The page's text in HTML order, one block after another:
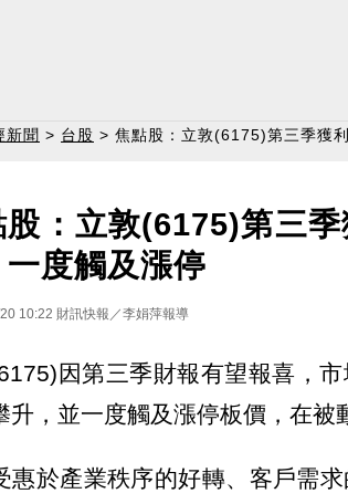
新聞 > 台股 > 焦點股：立敦(6175)第三季獲
股：立敦(6175)第三
度觸及漲停
10:22 財訊快報／李娟萍報導
因第三季財報有望報喜，
升，並一度觸及漲停板價，在被
惠於產業秩序的好轉、客戶需